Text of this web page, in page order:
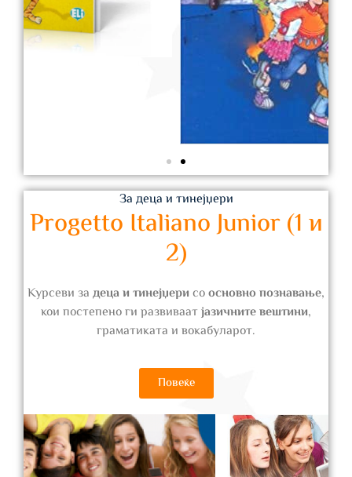
За деца и тинејџери
Progetto Italiano Junior (1 и
2)
Курсеви за деца и тинејџери соосновно познавање,
кои постепено ги развиваатјазичните вештини,
граматиката и вокабуларот.
Повеќе